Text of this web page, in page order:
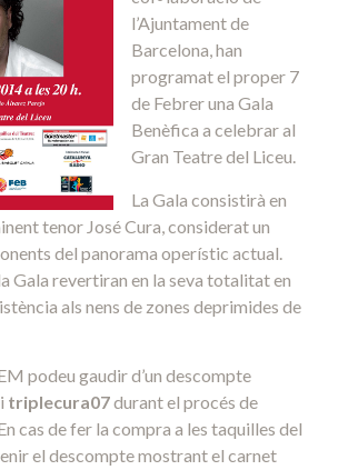
l’Ajuntament de
Barcelona, han
programat el proper 7
de Febrer una Gala
Benèfica a celebrar al
Gran Teatre del Liceu.
La Gala consistirà en
tenor José Cura, considerat un
del panorama operístic actual.
Gala revertiran en la seva totalitat en
als nens de zones deprimides de
podeu gaudir d’un descompte
triplecura07durant el procés de
cas de fer la compra a les taquilles del
el descompte mostrant el carnet